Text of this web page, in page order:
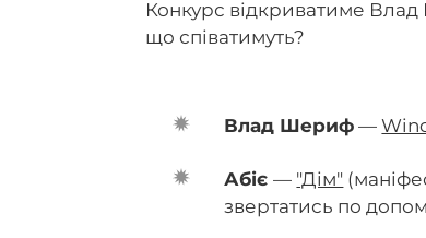
Конкурс відкриватиме
що співатимуть?
Влад Шериф —
Абіє— "Дім"
звертатись по